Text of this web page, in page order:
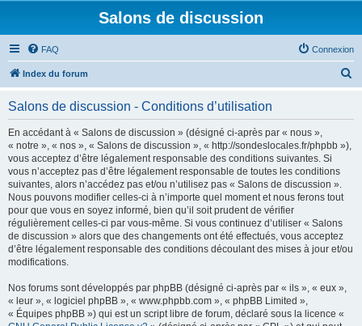
Salons de discussion
FAQ Connexion
Index du forum
Salons de discussion - Conditions d’utilisation
En accédant à « Salons de discussion » (désigné ci-après par « nous »,
« notre », « nos », « Salons de discussion », « http://sondeslocales.fr/phpbb »),
vous acceptez d’être légalement responsable des conditions suivantes. Si
vous n’acceptez pas d’être légalement responsable de toutes les conditions
suivantes, alors n’accédez pas et/ou n’utilisez pas « Salons de discussion ».
Nous pouvons modifier celles-ci à n’importe quel moment et nous ferons tout
pour que vous en soyez informé, bien qu’il soit prudent de vérifier
régulièrement celles-ci par vous-même. Si vous continuez d’utiliser « Salons
de discussion » alors que des changements ont été effectués, vous acceptez
d’être légalement responsable des conditions découlant des mises à jour et/ou
modifications.
Nos forums sont développés par phpBB (désigné ci-après par « ils », « eux »,
« leur », « logiciel phpBB », « www.phpbb.com », « phpBB Limited »,
« Équipes phpBB ») qui est un script libre de forum, déclaré sous la licence «